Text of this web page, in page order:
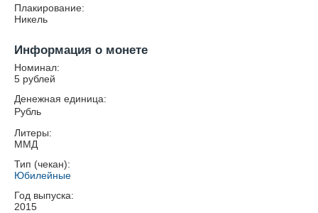
Плакирование:
Никель
Информация о монете
Номинал:
5 рублей
Денежная единица:
Рубль
Литеры:
ММД
Тип (чекан):
Юбилейные
Год выпуска:
2015